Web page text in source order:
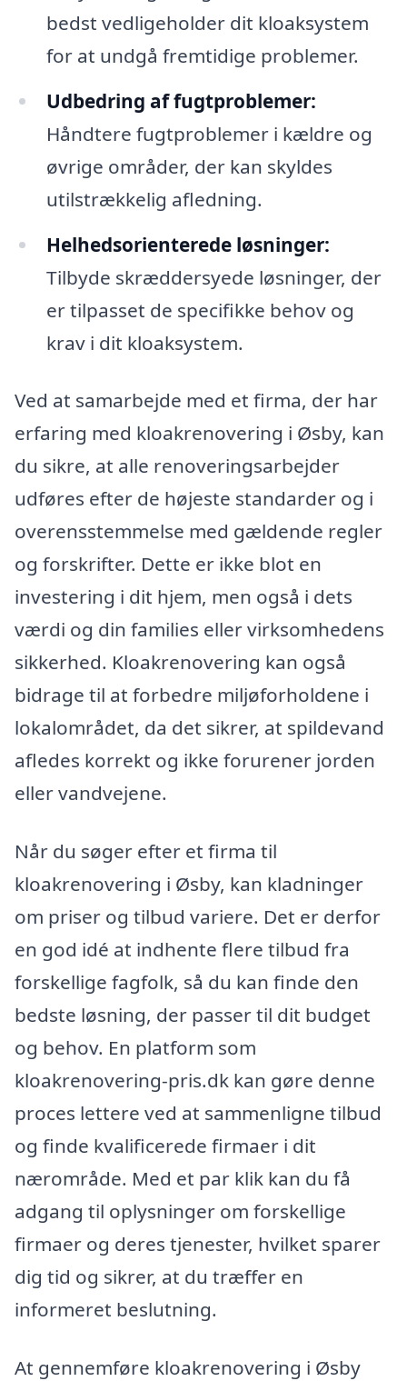
bedst vedligeholder dit kloaksystem
for at undgå fremtidige problemer.
Udbedring af fugtproblemer:
Håndtere fugtproblemer i kældre og
øvrige områder, der kan skyldes
utilstrækkelig afledning.
Helhedsorienterede løsninger:
Tilbyde skræddersyede løsninger, der
er tilpasset de specifikke behov og
krav i dit kloaksystem.
Ved at samarbejde med et firma, der har
erfaring med kloakrenovering i Øsby, kan
du sikre, at alle renoveringsarbejder
udføres efter de højeste standarder og i
overensstemmelse med gældende regler
og forskrifter. Dette er ikke blot en
investering i dit hjem, men også i dets
værdi og din families eller virksomhedens
sikkerhed. Kloakrenovering kan også
bidrage til at forbedre miljøforholdene i
lokalområdet, da det sikrer, at spildevand
afledes korrekt og ikke forurener jorden
eller vandvejene.
Når du søger efter et firma til
kloakrenovering i Øsby, kan kladninger
om priser og tilbud variere. Det er derfor
en god idé at indhente flere tilbud fra
forskellige fagfolk, så du kan finde den
bedste løsning, der passer til dit budget
og behov. En platform som
kloakrenovering-pris.dk kan gøre denne
proces lettere ved at sammenligne tilbud
og finde kvalificerede firmaer i dit
nærområde. Med et par klik kan du få
adgang til oplysninger om forskellige
firmaer og deres tjenester, hvilket sparer
dig tid og sikrer, at du træffer en
informeret beslutning.
At gennemføre kloakrenovering i Øsby